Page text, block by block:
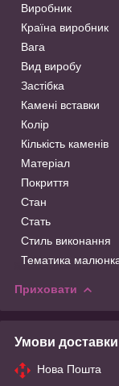
Виробник
Країна виробник
Вага
Вид виробу
Застібка
Камені вставки
Колір
Кількість каменів
Матеріал
Покриття
Стан
Стать
Стиль виконання
Тематика
Приховати
Умови доставки
Нова Пошта